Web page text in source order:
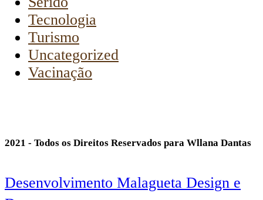
Tecnologia
Turismo
Uncategorized
Vacinação
2021 - Todos os Direitos Reservados para Wllana Dantas
Desenvolvimento Malagueta Design e